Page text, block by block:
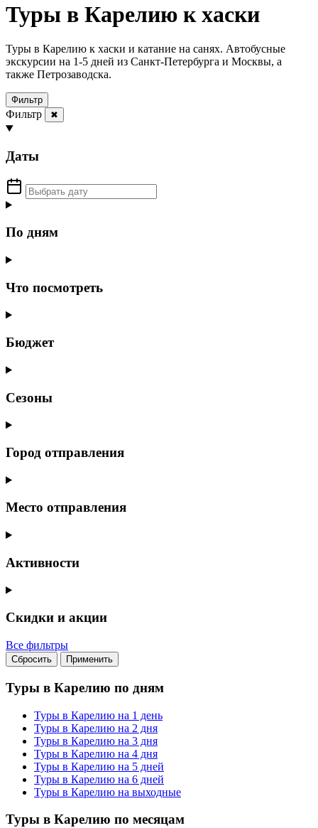
Туры в Карелию к хаски
Туры в Карелию к хаски и катание на санях. Автобусные
экскурсии на 1-5 дней из Санкт-Петербурга и Москвы, а
также Петрозаводска.
Фильтр
Фильтр ✖
Даты
По дням
Что посмотреть
Бюджет
Сезоны
Город отправления
Место отправления
Активности
Скидки и акции
Все фильтры
Сбросить Применить
Туры в Карелию по дням
Туры в Карелию на 1 день
Туры в Карелию на 2 дня
Туры в Карелию на 3 дня
Туры в Карелию на 4 дня
Туры в Карелию на 5 дней
Туры в Карелию на 6 дней
Туры в Карелию на выходные
Туры в Карелию по месяцам